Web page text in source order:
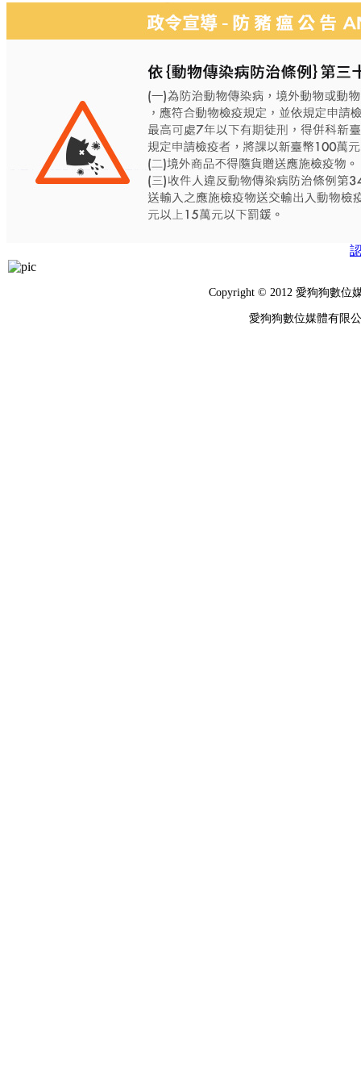
Copyright © 2012 愛狗狗數位
愛狗狗數位媒體有限